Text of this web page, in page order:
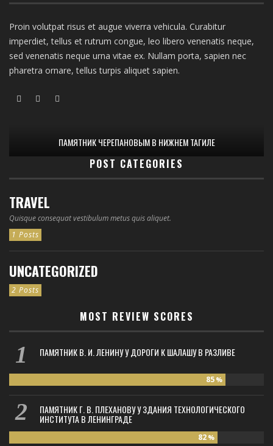
Proin volutpat risus et augue viverra vehicula. Curabitur
imperdiet, tellus et rutrum congue, leo libero venenatis neque,
sed venenatis neque urna vitae ex. Nullam porta, sapien nec
pharetra ornare, tellus turpis aliquet sapien.
ПАМЯТНИК ЧЕРЕПАНОВЫМ В НИЖНЕМ ТАГИЛЕ
POST CATEGORIES
TRAVEL
Quisque consequat vestibulum metus quis aliquet.
1 Posts
UNCATEGORIZED
2 Posts
MOST REVIEW SCORES
ПАМЯТНИК В. И. ЛЕНИНУ У ДОРОГИ К ШАЛАШУ В РАЗЛИВЕ
85 %
ПАМЯТНИК Г. В. ПЛЕХАНОВУ У ЗДАНИЯ ТЕХНОЛОГИЧЕСКОГО
ИНСТИТУТА В ЛЕНИНГРАДЕ
82 %